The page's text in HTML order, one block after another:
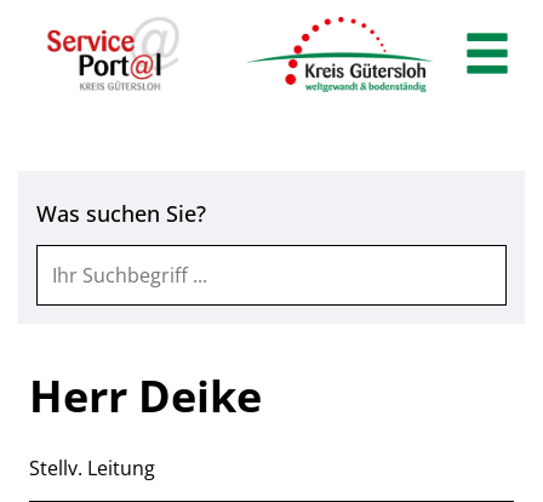
Zum Hauptinhalt springen
Zum Hauptinhalt
Was suchen Sie?
Herr Deike
Stellv. Leitung